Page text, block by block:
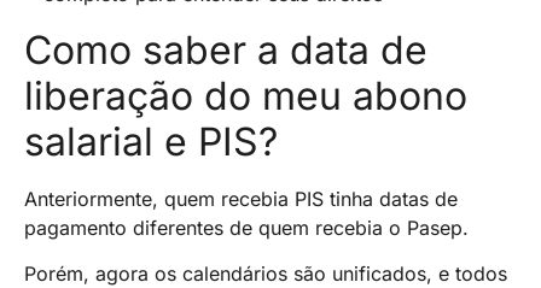
Como saber a data de
liberação do meu abono
salarial e PIS?
Anteriormente, quem recebia PIS tinha datas de
pagamento diferentes de quem recebia o Pasep.
Porém, agora os calendários são unificados, e todos